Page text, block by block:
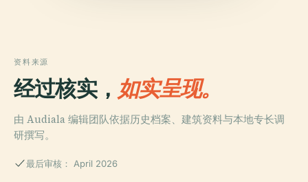
资料来源
经过核实， 如实呈现。
由 Audiala 编辑团队依据历史档案、建筑资料与本地专长调
研撰写。
最后审核： April 2026